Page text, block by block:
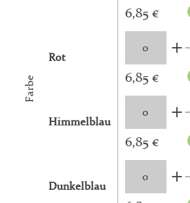
Farbe
6,85 €
Rot
6,85 €
Himmelblau
6,85 €
Dunkelblau